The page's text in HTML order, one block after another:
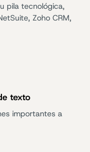
pila tecnológica,
Zoho CRM,
texto
importantes a